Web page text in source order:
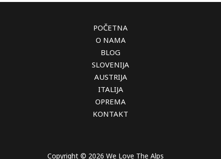
POČETNA
O NAMA
BLOG
SLOVENIJA
AUSTRIJA
ITALIJA
OPREMA
KONTAKT
Copyright © 2026 We Love The Alps